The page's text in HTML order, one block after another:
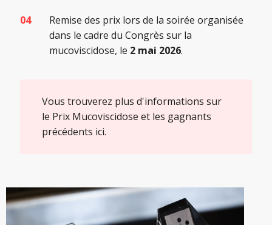
Remise des prix lors de la soirée organisée
dans le cadre du Congrès sur la
mucoviscidose, le 2 mai 2026.
Vous trouverez plus d'informations sur
le Prix Mucoviscidose et les gagnants
précédents ici.